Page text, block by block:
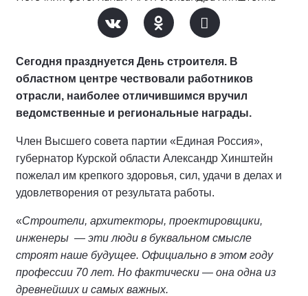
Сегодня празднуется День строителя. В
областном центре чествовали работников
отрасли, наиболее отличившимся вручил
ведомственные и региональные награды.
Член Высшего совета партии «Единая Россия»,
губернатор Курской области Александр Хинштейн
пожелал им крепкого здоровья, сил, удачи в делах и
удовлетворения от результата работы.
«Строители, архитекторы, проектировщики,
инженеры — эти люди в буквальном смысле
строят наше будущее. Официально в этом году
профессии 70 лет. Но фактически — она одна из
древнейших и самых важных.